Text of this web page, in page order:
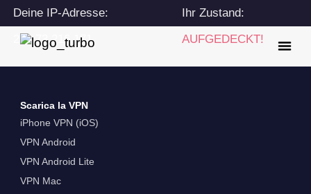
Deine IP-Adresse:
216.73.216.171
Ihr Zustand:
AUFGEDECKT!
Scarica la VPN
iPhone VPN (iOS)
VPN Android
VPN Android Lite
VPN Mac